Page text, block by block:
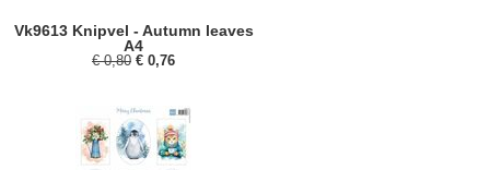
Vk9613 Knipvel - Autumn leaves
A4
€ 0,80 € 0,76